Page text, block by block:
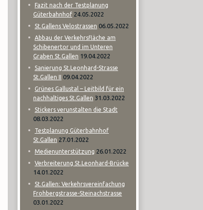
Fazit nach der Testplanung
Güterbahnhof 24.05.2022
St.Gallens Velostrassen 06.05.2022
Abbau der Verkehrsfläche am
Schibenertor und im Unteren
Graben St.Gallen 19.04.2022
Sanierung St.Leonhard-Strasse
St.Gallen II 09.04.2022
Grünes Gallustal – Leitbild für ein
nachhaltiges St.Gallen 31.03.2022
Stickers verunstalten die Stadt
08.03.2022
Testplanung Güterbahnhof
St.Gallen 27.01.2022
Medienunterstützung 26.01.2022
Verbreiterung St.Leonhard-Brücke
14.01.2022
St.Gallen: Verkehrsvereinfachung
Frohbergstrasse-Steinachstrasse
03.01.2022